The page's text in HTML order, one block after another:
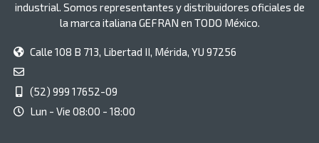
industrial. Somos representantes y distribuidores oficiales de
la marca italiana GEFRAN en TODO México.
Calle 108 B 713, Libertad II, Mérida, YU 97256
(52) 999 17652-09
Lun - Vie 08:00 - 18:00